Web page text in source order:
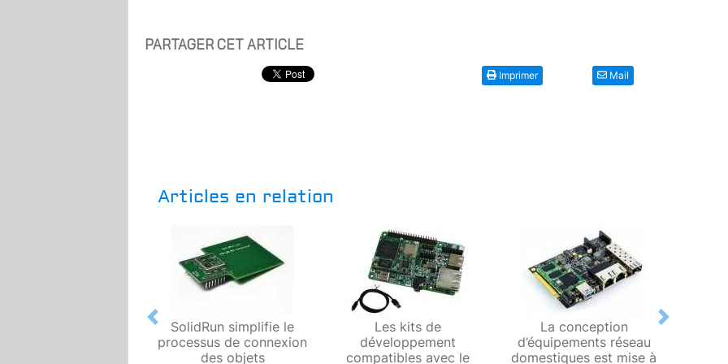
PARTAGER CET ARTICLE
Imprimer Mail
Articles en relation
SolidRun simplifie le
processus de connexion
des objets
Les kits de
développement
compatibles avec le
La conception
d’équipements réseau
domestiques est mise à
Previous Next